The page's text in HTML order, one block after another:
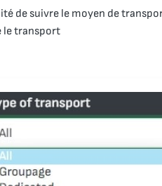
de suivre le moyen de
le transport